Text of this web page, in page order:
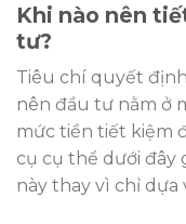
Khi nào nên
tư?
Tiêu chí quyết
nên đầu tư nằm ở
mức tiền tiết kiệm
cụ cụ thể dưới
này thay vì chỉ dựa